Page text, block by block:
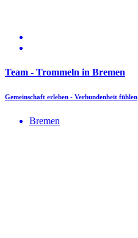
Team - Trommeln in Bremen
Gemeinschaft erleben - Verbundenheit fühlen
Bremen